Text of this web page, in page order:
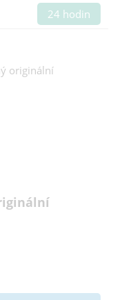
24 hodin